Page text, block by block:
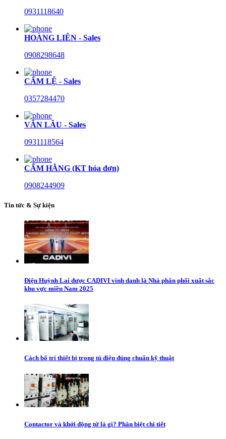
0931118640
HOÀNG LIÊN - Sales
0908298648
CẨM LỆ - Sales
0357284470
VĂN LÂU - Sales
0931118564
CẨM HẰNG (KT hóa đơn)
0908244909
Tin tức & Sự kiện
Điện Huỳnh Lai được CADIVI vinh danh là Nhà phân phối xuất sắc
khu vực miền Nam 2025
Cách bố trí thiết bị trong tủ điện đúng chuẩn kỹ thuật
Contactor và khởi động từ là gì? Phân biệt chi tiết